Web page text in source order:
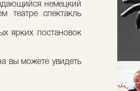
немецкий
театре спектакль
ярких постановок
вы можете увидеть